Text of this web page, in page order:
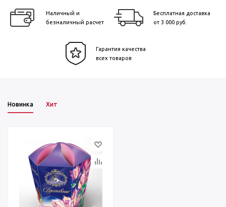
Наличный и
безналичный расчет
Бесплатная доставка
от 3 000 руб.
Гарантия качества
всех товаров
Новинка Хит